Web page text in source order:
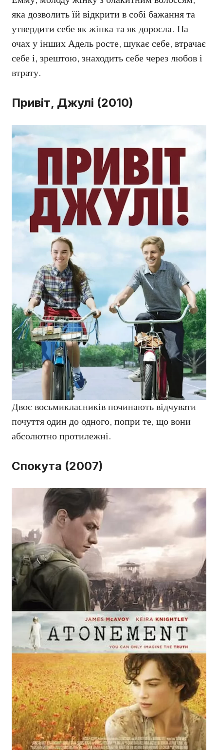
яка дозволить їй відкрити в собі бажання та
утвердити себе як жінка та як доросла. На
очах у інших Адель росте, шукає себе, втрачає
себе і, зрештою, знаходить себе через любов і
втрату.
Привіт, Джулі (2010)
Двоє восьмикласників починають відчувати
почуття один до одного, попри те, що вони
абсолютно протилежні.
Спокута (2007)